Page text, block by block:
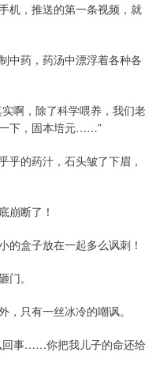
机，推送的第一条视频，就
中药，药汤中漂浮着各种各
啊，除了科学喂养，我们老
下，固本培元……”
乎的药汁，石头皱了下眉，
崩断了！
的盒子放在一起多么讽刺！
门。
，只有一丝冰冷的嘲讽。
回事……你把我儿子的命还给